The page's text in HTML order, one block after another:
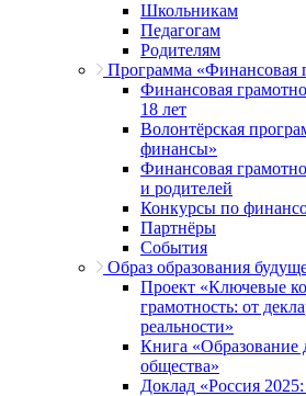
Школьникам
Педагогам
Родителям
Программа «Финансовая
Финансовая
18 лет
Волонтёрская
финансы»
Финансовая
и родителей
Конкурсы по
Партнёры
События
Образ образования
Проект «Ключевые
грамотность: от
реальности»
Книга «Образование
общества»
Доклад «Россия